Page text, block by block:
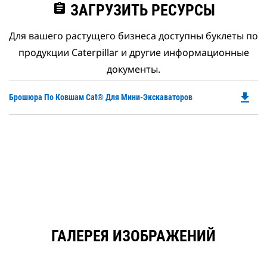
assignment ЗАГРУЗИТЬ РЕСУРСЫ
Для вашего растущего бизнеса доступны буклеты по
продукции Caterpillar и другие информационные
документы.
Брошюра По Ковшам Cat® Для Мини-Экскаваторов file_download
ГАЛЕРЕЯ ИЗОБРАЖЕНИЙ